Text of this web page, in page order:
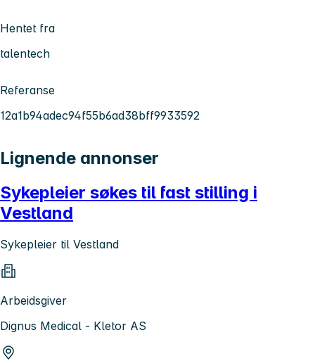
Hentet fra
talentech
Referanse
12a1b94adec94f55b6ad38bff9933592
Lignende annonser
Sykepleier søkes til fast stilling i
Vestland
Sykepleier til Vestland
Arbeidsgiver
Dignus Medical - Kletor AS